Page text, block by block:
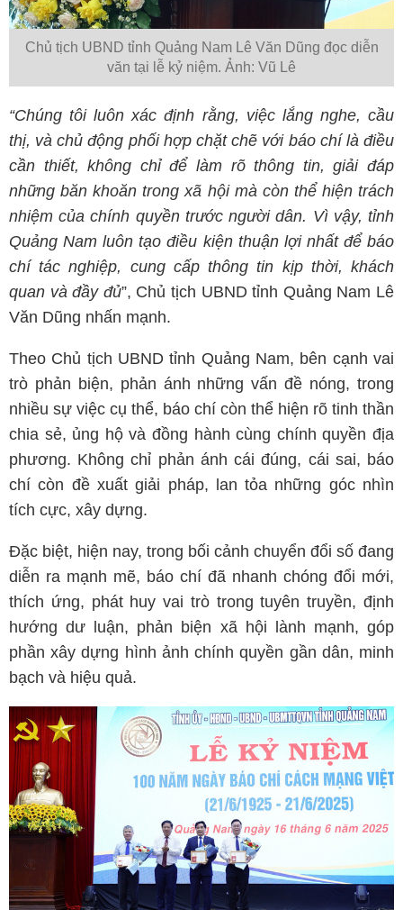
Chủ tịch UBND tỉnh Quảng Nam Lê Văn Dũng đọc diễn
văn tại lễ kỷ niệm. Ảnh: Vũ Lê
“Chúng tôi luôn xác định rằng, việc lắng nghe, cầu
thị, và chủ động phối hợp chặt chẽ với báo chí là điều
cần thiết, không chỉ để làm rõ thông tin, giải đáp
những băn khoăn trong xã hội mà còn thể hiện trách
nhiệm của chính quyền trước người dân. Vì vậy, tỉnh
Quảng Nam luôn tạo điều kiện thuận lợi nhất để báo
chí tác nghiệp, cung cấp thông tin kịp thời, khách
quan và đầy đủ”, Chủ tịch UBND tỉnh Quảng Nam Lê
Văn Dũng nhấn mạnh.
Theo Chủ tịch UBND tỉnh Quảng Nam, bên cạnh vai
trò phản biện, phản ánh những vấn đề nóng, trong
nhiều sự việc cụ thể, báo chí còn thể hiện rõ tinh thần
chia sẻ, ủng hộ và đồng hành cùng chính quyền địa
phương. Không chỉ phản ánh cái đúng, cái sai, báo
chí còn đề xuất giải pháp, lan tỏa những góc nhìn
tích cực, xây dựng.
Đặc biệt, hiện nay, trong bối cảnh chuyển đổi số đang
diễn ra mạnh mẽ, báo chí đã nhanh chóng đổi mới,
thích ứng, phát huy vai trò trong tuyên truyền, định
hướng dư luận, phản biện xã hội lành mạnh, góp
phần xây dựng hình ảnh chính quyền gần dân, minh
bạch và hiệu quả.